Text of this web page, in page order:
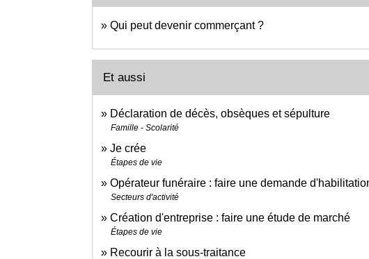
Qui peut devenir commerçant ?
Et aussi
Déclaration de décès, obsèques et sépulture
Famille - Scolarité
Je crée
Étapes de vie
Opérateur funéraire : faire une demande
Secteurs d'activité
Création d'entreprise : faire une étude de marché
Étapes de vie
Recourir à la sous-traitance